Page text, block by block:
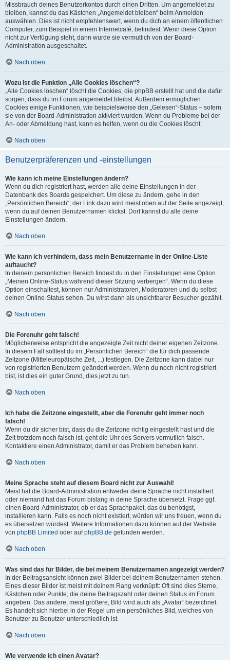
Missbrauch deines Benutzerkontos durch einen Dritten. Um angemeldet zu
bleiben, kannst du das Kästchen „Angemeldet bleiben“ beim Anmelden
auswählen. Dies ist nicht empfehlenswert, wenn du dich an einem öffentlichen
Computer, zum Beispiel in einem Internetcafé, befindest. Wenn diese Option
nicht zur Verfügung steht, dann wurde sie vermutlich von der Board-
Administration ausgeschaltet.
Nach oben
Wozu ist die Funktion „Alle Cookies löschen“?
„Alle Cookies löschen“ löscht die Cookies, die phpBB erstellt hat und die dafür
sorgen, dass du im Forum angemeldet bleibst. Außerdem ermöglichen
Cookies einige Funktionen, wie beispielsweise den „Gelesen“-Status – sofern
sie von der Board-Administration aktiviert wurden. Wenn du Probleme bei der
An- oder Abmeldung hast, kann es helfen, wenn du die Cookies löscht.
Nach oben
Benutzerpräferenzen und -einstellungen
Wie kann ich meine Einstellungen ändern?
Wenn du dich registriert hast, werden alle deine Einstellungen in der
Datenbank des Boards gespeichert. Um diese zu ändern, gehe in den
„Persönlichen Bereich“; der Link dazu wird meist oben auf der Seite angezeigt,
wenn du auf deinen Benutzernamen klickst. Dort kannst du alle deine
Einstellungen ändern.
Nach oben
Wie kann ich verhindern, dass mein Benutzername in der Online-Liste
auftaucht?
In deinem persönlichen Bereich findest du in den Einstellungen eine Option
„Meinen Online-Status während dieser Sitzung verbergen“. Wenn du diese
Option einschaltest, können nur Administratoren, Moderatoren und du selbst
deinen Online-Status sehen. Du wirst dann als unsichtbarer Besucher gezählt.
Nach oben
Die Forenuhr geht falsch!
Möglicherweise entspricht die angezeigte Zeit nicht deiner eigenen Zeitzone.
In diesem Fall solltest du im „Persönlichen Bereich“ die für dich passende
Zeitzone (Mitteleuropäische Zeit, ...) festlegen. Die Zeitzone kann dabei nur
von registrierten Benutzern geändert werden. Wenn du noch nicht registriert
bist, ist dies ein guter Grund, dies jetzt zu tun.
Nach oben
Ich habe die Zeitzone eingestellt, aber die Forenuhr geht immer noch
falsch!
Wenn du dir sicher bist, dass du die Zeitzone richtig eingestellt hast und die
Zeit trotzdem noch falsch ist, geht die Uhr des Servers vermutlich falsch.
Kontaktiere einen Administrator, damit er das Problem beheben kann.
Nach oben
Meine Sprache steht auf diesem Board nicht zur Auswahl!
Meist hat die Board-Administration entweder deine Sprache nicht installiert
oder niemand hat das Forum bislang in deine Sprache übersetzt. Frage ggf.
einen Board-Administrator, ob er das Sprachpaket, das du benötigst,
installieren kann. Falls es noch nicht existiert, würden wir uns freuen, wenn du
es übersetzen würdest. Weitere Informationen dazu können auf der Website
von phpBB Limited oder aufphpBB.de gefunden werden.
Nach oben
Was sind das für Bilder, die bei meinem Benutzernamen angezeigt werden?
In der Beitragsansicht können zwei Bilder bei deinem Benutzernamen stehen.
Eines dieser Bilder ist meist mit deinem Rang verknüpft: Oft sind dies Sterne,
Kästchen oder Punkte, die deine Beitragszahl oder deinen Status im Forum
angeben. Das andere, meist größere, Bild wird auch als „Avatar“ bezeichnet.
Es handelt sich hierbei in der Regel um ein persönliches Bild, welches von
Benutzer zu Benutzer unterschiedlich ist.
Nach oben
Wie verwende ich einen Avatar?